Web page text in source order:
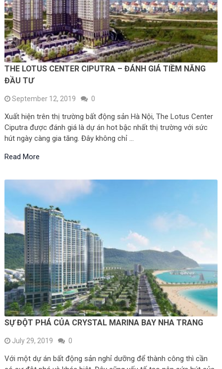
THE LOTUS CENTER CIPUTRA – ĐÁNH GIÁ TIỀM NĂNG
ĐẦU TƯ
September 12, 2019 0
Xuất hiện trên thị trường bất động sản Hà Nội, The Lotus Center
Ciputra được đánh giá là dự án hot bậc nhất thị trường với sức
hút ngày càng gia tăng. Đây không chỉ …
Read More
SỰ ĐỘT PHÁ CỦA CRYSTAL MARINA BAY NHA TRANG
July 29, 2019 0
Với một dự án bất động sản nghỉ dưỡng để thành công thì cần